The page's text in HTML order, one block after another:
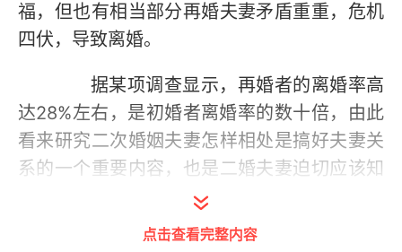
福，但也有相当部分再婚夫妻矛盾重重，危机
四伏，导致离婚。
据某项调查显示，再婚者的离婚率高
达28%左右，是初婚者离婚率的数十倍，由此
看来研究二次婚姻夫妻怎样相处是搞好夫妻关
系的一个重要内容，也是二婚夫妻迫切应该知
点击查看完整内容